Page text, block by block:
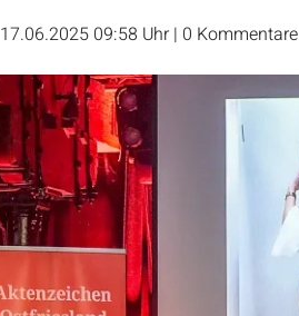
17.06.2025 09:58 Uhr | 0 Kommentare